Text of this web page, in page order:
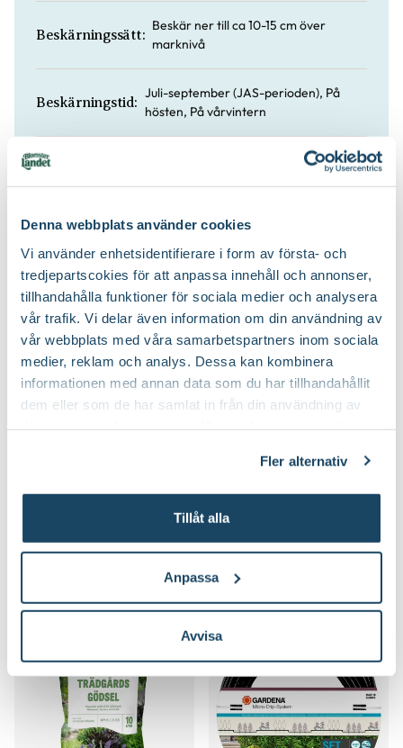
Denna webbplats använder cookies
Vi använder enhetsidentifierare i form av första- och
tredjepartscokies för att anpassa innehåll och annonser,
tillhandahålla funktioner för sociala medier och analysera
vår trafik. Vi delar även information om din användning av
vår webbplats med våra samarbetspartners inom sociala
medier, reklam och analys. Dessa kan kombinera
informationen med annan data som du har tillhandahållit
dem eller som de har samlat in från din användning av
Fler alternativ
Tillåt alla
Anpassa
Avvisa
Beskärningssätt:
Beskär ner till ca 10-15 cm över
marknivå
Beskärningstid:
Juli-september (JAS-perioden), På
hösten, På vårvintern
Speciell tålighet: Blåsiga, öppna lägen, Stadsklimat
Köp till för ett lyckat resultat
Gardena
Online
I lager
349
Online
Slut i lager